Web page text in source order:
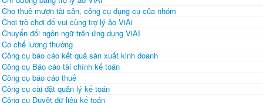
Cho thuê mượn tài sản, công cụ dụng cụ của nhóm
Chơi trò chơi đố vui cùng trợ lý ảo ViAi
Chuyển đổi ngôn ngữ trên ứng dụng ViAI
Cơ chế lương thưởng
Công cụ báo cáo kết quả sản xuất kinh doanh
Công cụ Báo cáo tài chính kế toán
Công cụ báo cáo thuế
Công cụ cài đặt quản lý kế toán
Công cụ Duyệt dữ liệu kế toán